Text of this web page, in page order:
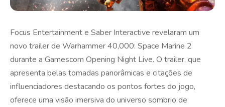
Focus Entertainment e Saber Interactive revelaram um
novo trailer de Warhammer 40,000: Space Marine 2
durante a Gamescom Opening Night Live. O trailer, que
apresenta belas tomadas panorâmicas e citações de
influenciadores destacando os pontos fortes do jogo,
oferece uma visão imersiva do universo sombrio de